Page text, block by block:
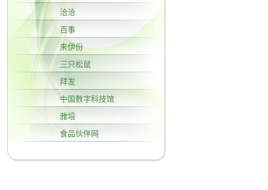
洽洽
百事
来伊份
三只松鼠
拜发
中国数字科技馆
雅培
食品伙伴网